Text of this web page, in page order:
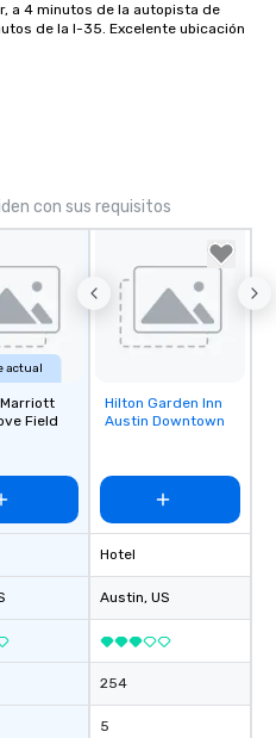
of your special day!
mood for your "I do"
wedding day a
and every budget.
a 4 minutos de la autopista de
de la I-35. Excelente ubicación
con sus requisitos
actual
Field
Removed from
favorites
Hilton Garden Inn
Austin Downtown
Hotel
Austin, US
254
5